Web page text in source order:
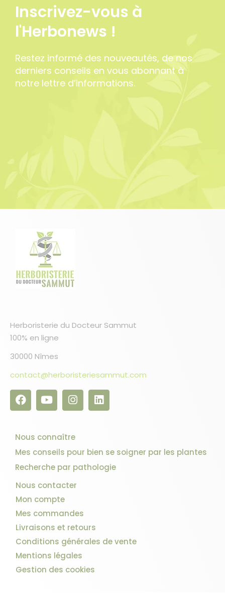
Inscrivez-vous à
l'Herbonews !
Restez informé des nouveautés, de nos
derniers conseils en vous abonnant à
notre lettre d’informations.
Herboristerie du Docteur Sammut
100% en ligne
30000 Nîmes
contact@herboristeriesammut.com
Nous connaître
Mes conseils pour bien se soigner par les plantes
Recherche par pathologie
Nous contacter
Mon compte
Mes commandes
Livraisons et retours
Conditions générales de vente
Mentions légales
Gestion des cookies